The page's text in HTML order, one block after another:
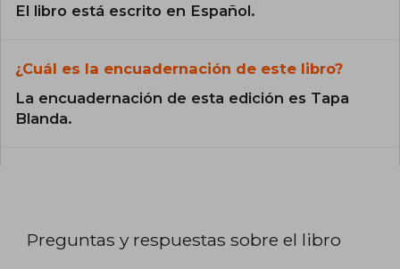
El libro está escrito en Español.
¿Cuál es la encuadernación de este libro?
La encuadernación de esta edición es Tapa
Blanda.
Preguntas y respuestas sobre el libro